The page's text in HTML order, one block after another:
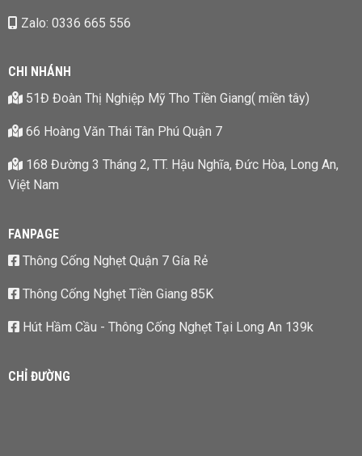
Zalo: 0336 665 556
CHI NHÁNH
51Đ Đoàn Thị Nghiệp Mỹ Tho Tiền Giang( miền tây)
66 Hoàng Văn Thái Tân Phú Quận 7
168 Đường 3 Tháng 2, TT. Hậu Nghĩa, Đức Hòa, Long An,
Việt Nam
FANPAGE
Thông Cống Nghẹt Quận 7 Gía Rẻ
Thông Cống Nghẹt Tiền Giang 85K
Hút Hầm Cầu - Thông Cống Nghẹt Tại Long An 139k
CHỈ ĐƯỜNG